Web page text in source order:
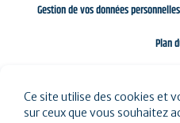
Gestion de vos données personnelles
Plan
Ce site utilise des cookies et
sur ceux que vous souhaitez